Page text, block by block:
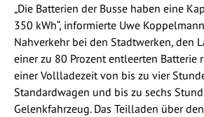
„Die Batterien der Busse haben eine
350 kWh“, informierte Uwe
Nahverkehr bei den Stadtwerken, den
einer zu 80 Prozent entleerten Batterie
einer Vollladezeit von bis zu vier
Standardwagen und bis zu sechs
Gelenkfahrzeug. Das Teilladen über